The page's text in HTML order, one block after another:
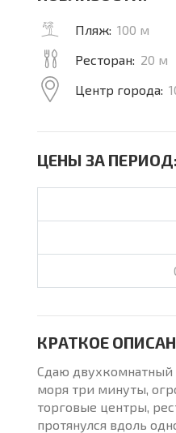
Пляж: 100 м
Ресторан: 20 м
Центр города:
ЦЕНЫ ЗА ПЕРИОД:
КРАТКОЕ
Сдаю двухкомнатный
моря три минуты,
торговые центры,
протянулся вдоль